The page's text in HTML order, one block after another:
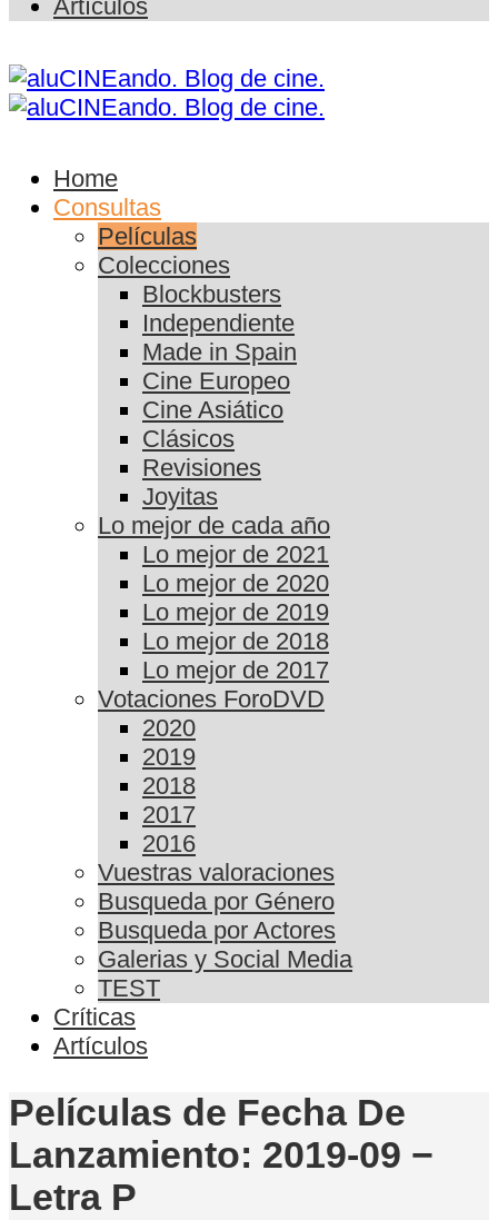
Artículos
Home
Consultas
Películas
Colecciones
Blockbusters
Independiente
Made in Spain
Cine Europeo
Cine Asiático
Clásicos
Revisiones
Joyitas
Lo mejor de cada año
Lo mejor de 2021
Lo mejor de 2020
Lo mejor de 2019
Lo mejor de 2018
Lo mejor de 2017
Votaciones ForoDVD
2020
2019
2018
2017
2016
Vuestras valoraciones
Busqueda por Género
Busqueda por Actores
Galerias y Social Media
TEST
Críticas
Artículos
Películas de Fecha De
Lanzamiento: 2019-09 −
Letra P